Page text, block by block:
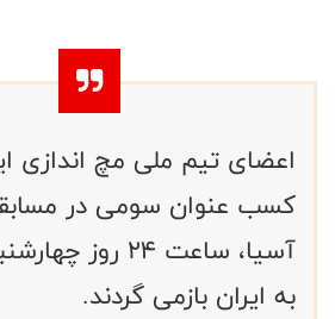
اعضای تیم ملی مچ اندازی
کسب عنوان سومی در
به ایران بازمی گردند.